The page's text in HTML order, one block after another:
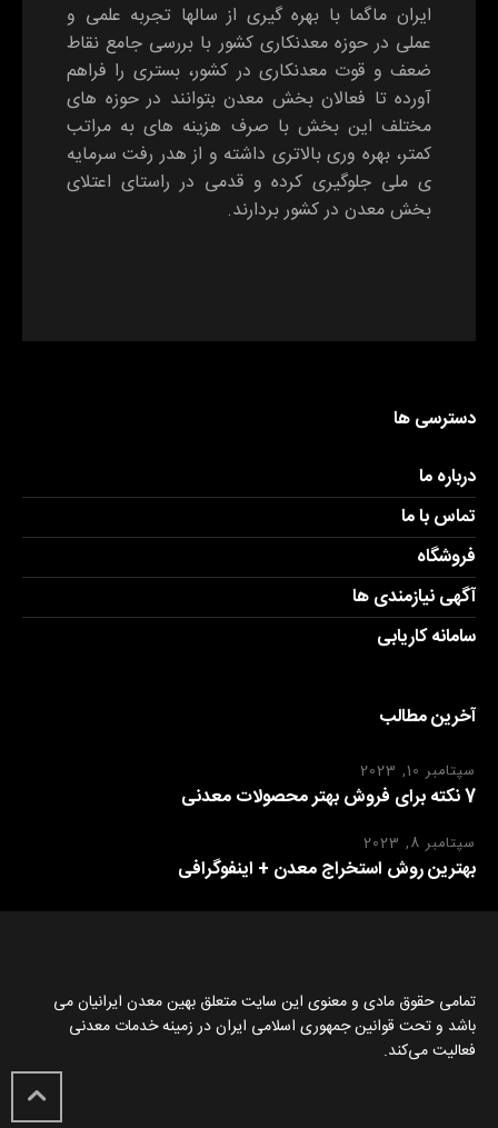
ایران ماگما با بهره گیری از سالها تجربه علمی و
عملی در حوزه معدنکاری کشور با بررسی جامع نقاط
ضعف و قوت معدنکاری در کشور، بستری را فراهم
آورده تا فعالان بخش معدن بتوانند در حوزه های
مختلف این بخش با صرف هزینه های به مراتب
کمتر، بهره وری بالاتری داشته و از هدر رفت سرمایه
ی ملی جلوگیری کرده و قدمی در راستای اعتلای
بخش معدن در کشور بردارند.
دسترسی ها
درباره ما
تماس با ما
فروشگاه
آگهی نیازمندی ها
سامانه کاریابی
آخرین مطالب
سپتامبر 10, 2023
7 نکته برای فروش بهتر محصولات معدنی
سپتامبر 8, 2023
بهترین روش استخراج معدن + اینفوگرافی
تمامی حقوق مادی و معنوی این سایت متعلق بهین معدن ایرانیان می
باشد و تحت قوانین جمهوری اسلامی ایران در زمینه خدمات معدنی
فعالیت می‌کند.